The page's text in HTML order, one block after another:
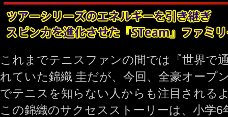
これまでテニスファンの間では『世界で
れていた錦織 圭だが、今回、全豪オープ
でテニスを知らない人からも注目される
この錦織のサクセスストーリーは、小学6